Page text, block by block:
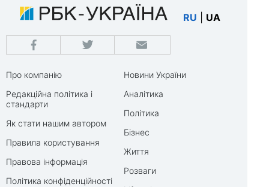
RU UA
Про компанію
Редакційна політика і
стандарти
Як стати нашим автором
Правила користування
Правова інформація
Політика конфіденційності
Новини України
Аналітика
Політика
Бізнес
Життя
Розваги